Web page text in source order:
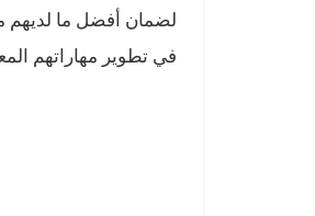
لضمان أفضل ما لديهم
في تطوير مهاراتهم